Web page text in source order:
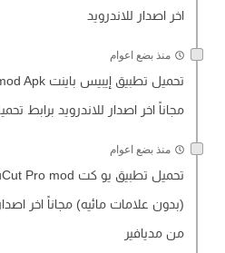
اخر اصدار للاندرويد
منذ بضع اعوام
مجاناً اخر اصدار للاندرويد برابط
منذ بضع اعوام
(بدون علامات مائيه) مجاناً اخر
من مديافير